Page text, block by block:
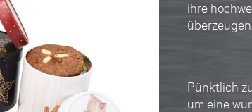
ihre
überzeugen.
Pünktlich
um eine